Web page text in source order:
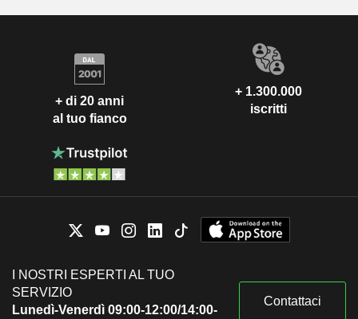
+ di 20 anni
al tuo fianco
+ 1.300.000
iscritti
I NOSTRI ESPERTI AL TUO
SERVIZIO
Lunedì-Venerdì 09:00-12:00/14:00-
Contattaci